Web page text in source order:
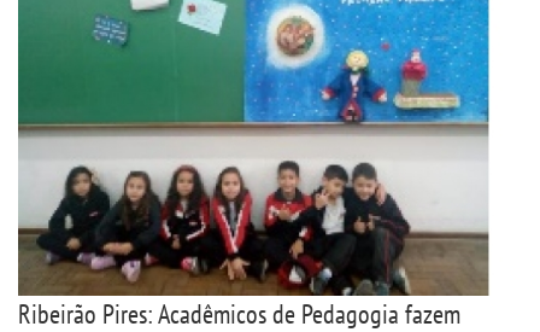
Ribeirão Pires: Acadêmicos de Pedagogia fazem